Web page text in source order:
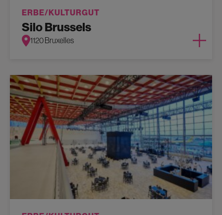
ERBE/KULTURGUT
Silo Brussels
1120 Bruxelles